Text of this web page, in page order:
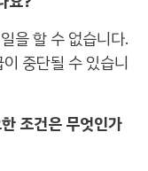
을 할 수 없습니다.
중단될 수 있습니
조건은 무엇인가